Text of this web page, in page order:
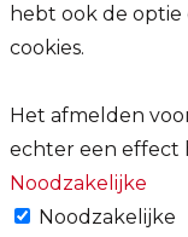
hebt ook de
cookies.
Het afmelden
echter een effect
Noodzakelijke
Noodzakelijke